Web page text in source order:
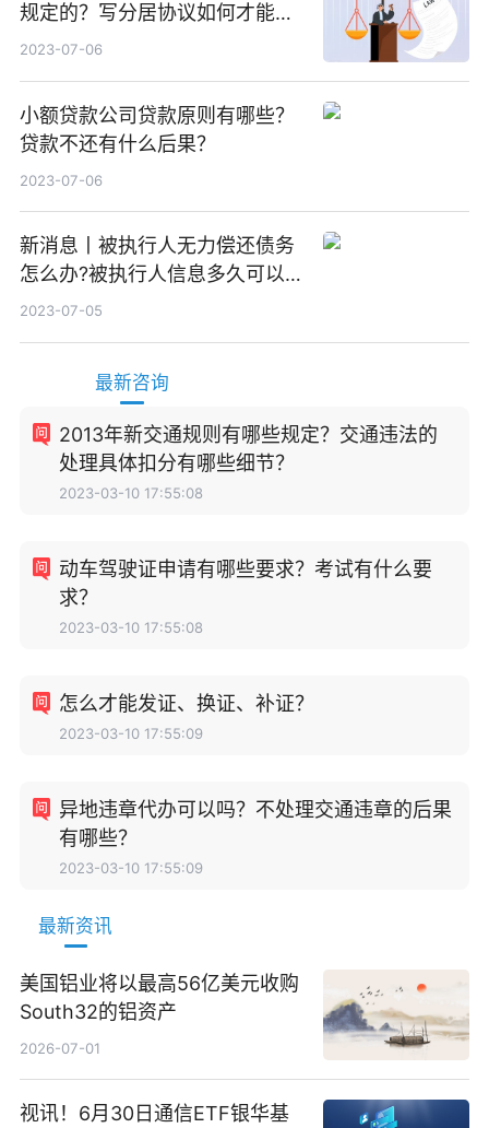
规定的？写分居协议如何才能有
效？
2023-07-06
小额贷款公司贷款原则有哪些？
贷款不还有什么后果？
2023-07-06
新消息丨被执行人无力偿还债务
怎么办?被执行人信息多久可以
消除?
2023-07-05
最新咨询
2013年新交通规则有哪些规定？交通违法的
处理具体扣分有哪些细节？
2023-03-10 17:55:08
动车驾驶证申请有哪些要求？考试有什么要
求？
2023-03-10 17:55:08
怎么才能发证、换证、补证？
2023-03-10 17:55:09
异地违章代办可以吗？不处理交通违章的后果
有哪些？
2023-03-10 17:55:09
最新资讯
美国铝业将以最高56亿美元收购
South32的铝资产
2026-07-01
视讯！6月30日通信ETF银华基